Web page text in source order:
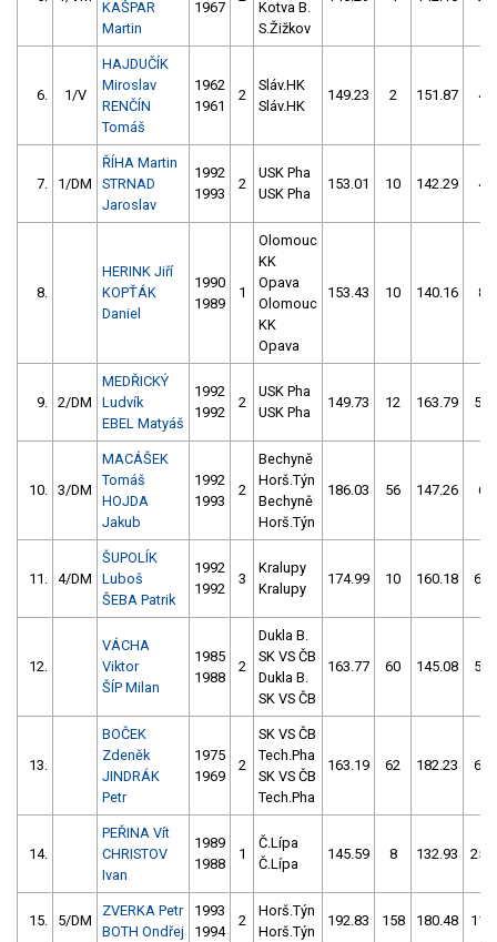
KAŠPAR
Martin
1967
Kotva B.
S.Žižkov
6. 1/V
HAJDUČÍK
Miroslav
RENČÍN
Tomáš
1962
1961
2
Sláv.HK
Sláv.HK
149.23 2 151.87 4
7. 1/DM
ŘÍHA Martin
STRNAD
Jaroslav
1992
1993
2
USK Pha
USK Pha
153.01 10 142.29 4
8.
HERINK Jiří
KOPŤÁK
Daniel
1990
1989
1
Olomouc
KK
Opava
Olomouc
KK
Opava
153.43 10 140.16 8
9. 2/DM
MEDŘICKÝ
Ludvík
EBEL Matyáš
1992
1992
2
USK Pha
USK Pha
149.73 12 163.79 50
10. 3/DM
MACÁŠEK
Tomáš
HOJDA
Jakub
1992
1993
2
Bechyně
Horš.Týn
Bechyně
Horš.Týn
186.03 56 147.26 6
11. 4/DM
ŠUPOLÍK
Luboš
ŠEBA Patrik
1992
1992
3
Kralupy
Kralupy
174.99 10 160.18 62
12.
VÁCHA
Viktor
ŠÍP Milan
1985
1988
2
Dukla B.
SK VS ČB
Dukla B.
SK VS ČB
163.77 60 145.08 52
13.
BOČEK
Zdeněk
JINDRÁK
Petr
1975
1969
2
SK VS ČB
Tech.Pha
SK VS ČB
Tech.Pha
163.19 62 182.23 64
14.
PEŘINA Vít
CHRISTOV
Ivan
1989
1988
1
Č.Lípa
Č.Lípa
145.59 8 132.93 256
15. 5/DM
ZVERKA Petr
BOTH Ondřej
1993
1994
2
Horš.Týn
Horš.Týn
192.83 158 180.48 110